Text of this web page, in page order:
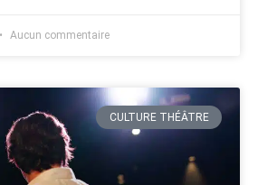
Aucun commentaire
CULTURE THÉÂTRE